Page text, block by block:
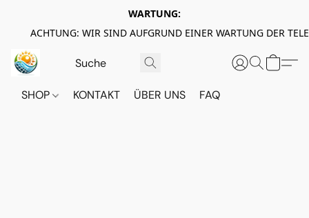
WARTUNG:
ACHTUNG: WIR SIND AUFGRUND EINER WARTUNG DER
SHOP KONTAKT ÜBER UNS FAQ